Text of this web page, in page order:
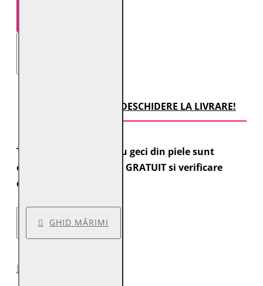
TRANSPORT CU DESCHIDERE LA LIVRARE!
Toate comenzile pentru geci din piele sunt
expediate cu transport GRATUIT si verificare
colet.
GHID MĂRIMI